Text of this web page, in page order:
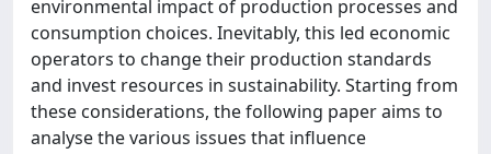
environmental impact of production processes and
consumption choices. Inevitably, this led economic
operators to change their production standards
and invest resources in sustainability. Starting from
these considerations, the following paper aims to
analyse the various issues that influence